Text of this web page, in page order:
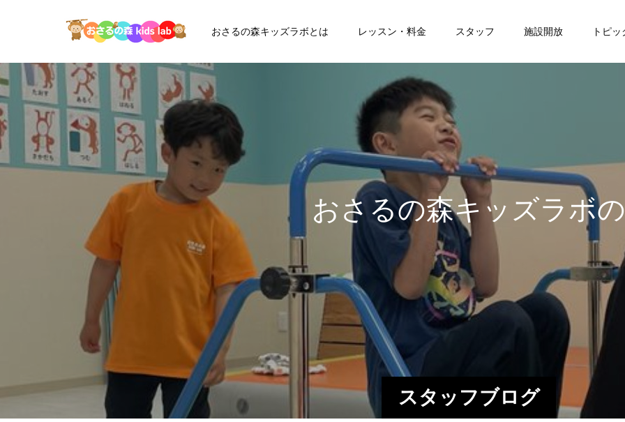
おさるの森キッズラボとは レッスン・料金 スタッフ 施設開放 トピッ
スタッフブログ
さ るの森キッズラボの活動